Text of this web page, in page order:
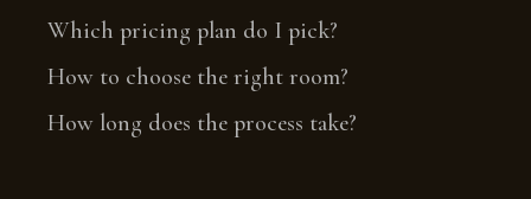
Which pricing plan do I pick?
How to choose the right room?
How long does the process take?